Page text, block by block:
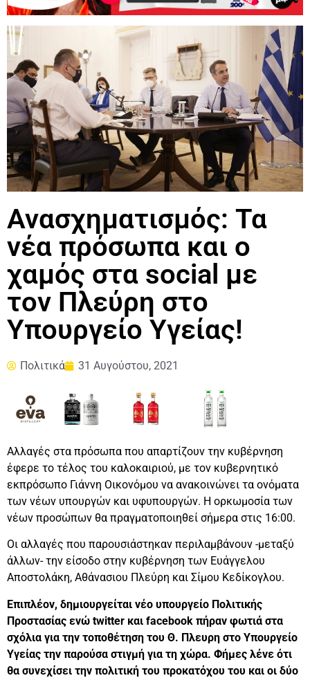
Ανασχηματισμός: Τα
νέα πρόσωπα και ο
χαμός στα social με
τον Πλεύρη στο
Υπουργείο Υγείας!
Πολιτικά 31 Αυγούστου, 2021
Αλλαγές στα πρόσωπα που απαρτίζουν την κυβέρνηση
έφερε το τέλος του καλοκαιριού, με τον κυβερνητικό
εκπρόσωπο Γιάννη Οικονόμου να ανακοινώνει τα ονόματα
των νέων υπουργών και υφυπουργών. Η ορκωμοσία των
νέων προσώπων θα πραγματοποιηθεί σήμερα στις 16:00.
Οι αλλαγές που παρουσιάστηκαν περιλαμβάνουν -μεταξύ
άλλων- την είσοδο στην κυβέρνηση των Ευάγγελου
Αποστολάκη, Αθάνασιου Πλεύρη και Σίμου Κεδίκογλου.
Επιπλέον, δημιουργείται νέο υπουργείο Πολιτικής
Προστασίας ενώ twitter και facebook πήραν φωτιά στα
σχόλια για την τοποθέτηση του Θ. Πλευρη στο Υπουργείο
Υγείας την παρούσα στιγμή για τη χώρα. Φήμες λένε ότι
θα συνεχίσει την πολιτική του προκατόχου του και οι δύο